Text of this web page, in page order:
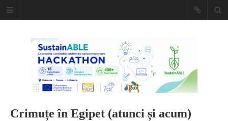
Caiet de
insemnari
DESCARCĂ!
Crimuțe în Egipet (atunci și acum)